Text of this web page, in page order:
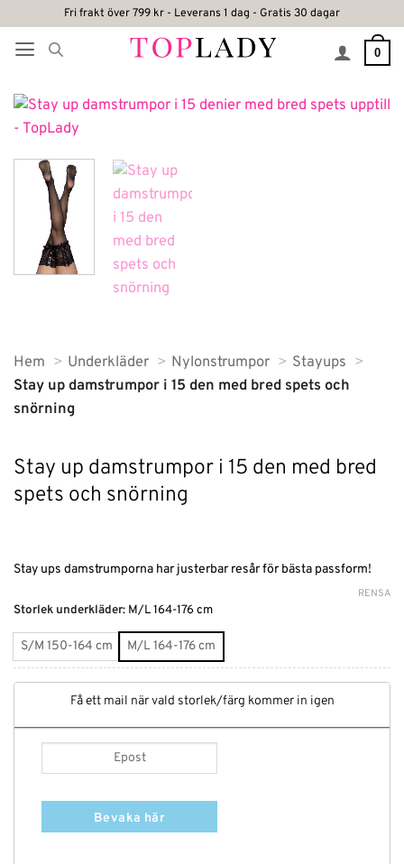
content
Fri frakt över 799 kr - Leverans 1 dag - Gratis 30 dagar
0
Hem Underkläder Nylonstrumpor
Stayups
Stay up damstrumpor i 15 den med bred spets och
snörning
Stay up damstrumpor i 15 den med bred
spets och snörning
Stay ups damstrumporna har justerbar resår för bästa passform!
Storlek underkläder: M/L 164-176 cm
S/M 150-164 cm M/L 164-176 cm
RENSA
Få ett mail när vald storlek/färg kommer in igen
Bevaka här
Alternative: